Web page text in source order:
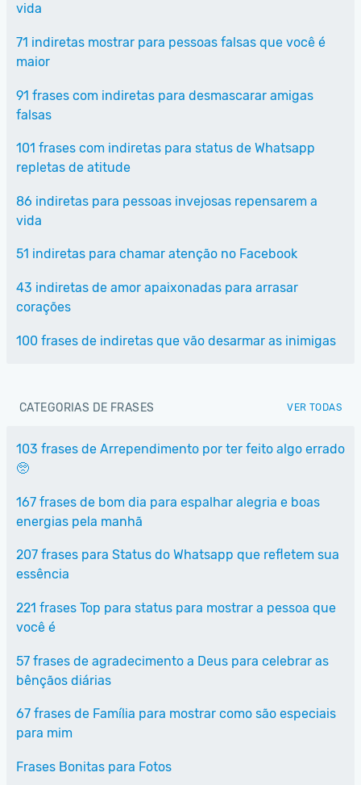
vida
71 indiretas mostrar para pessoas falsas que você é
maior
91 frases com indiretas para desmascarar amigas
falsas
101 frases com indiretas para status de Whatsapp
repletas de atitude
86 indiretas para pessoas invejosas repensarem a
vida
51 indiretas para chamar atenção no Facebook
43 indiretas de amor apaixonadas para arrasar
corações
100 frases de indiretas que vão desarmar as inimigas
CATEGORIAS DE FRASES VER TODAS
103 frases de Arrependimento por ter feito algo errado
🥺
167 frases de bom dia para espalhar alegria e boas
energias pela manhã
207 frases para Status do Whatsapp que refletem sua
essência
221 frases Top para status para mostrar a pessoa que
você é
57 frases de agradecimento a Deus para celebrar as
bênçãos diárias
67 frases de Família para mostrar como são especiais
para mim
Frases Bonitas para Fotos